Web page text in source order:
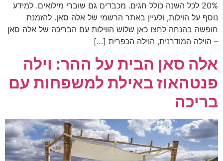
20% לכל השנה כולל חגים. מכבדים גם שוברי מילואים. למידע
נוסף על הוילות, ולעיין באתר הרשמי של אלה סאן. להזמנת
חופשה בהנחה לחצו כאן שלוש הווילות עם הבריכה של אלה סאן
– הוילה המודרנית, הוילה הכפרית […]
אלה סאן הבית על ההר: וילה
פנטהאוז באילת למשפחות עם
בריכה